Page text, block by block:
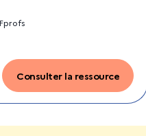
Consulter la ressource